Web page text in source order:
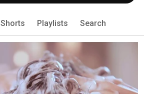
Shorts Playlists Search